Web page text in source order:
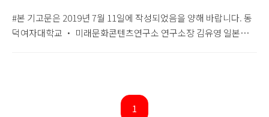
#본 기고문은 2019년 7월 11일에 작성되었음을 양해 바랍니다. 동
덕여자대학교 ・ 미래문화콘텐츠연구소 연구소장 김유영 일본의
거 승리가 절실한 상황이며, 장기적으로 추진하고 있는 전쟁이 가능
한 국가로 나아가기 위한 헌법 개정을 위해서라도, 아베 정권은 '한
1